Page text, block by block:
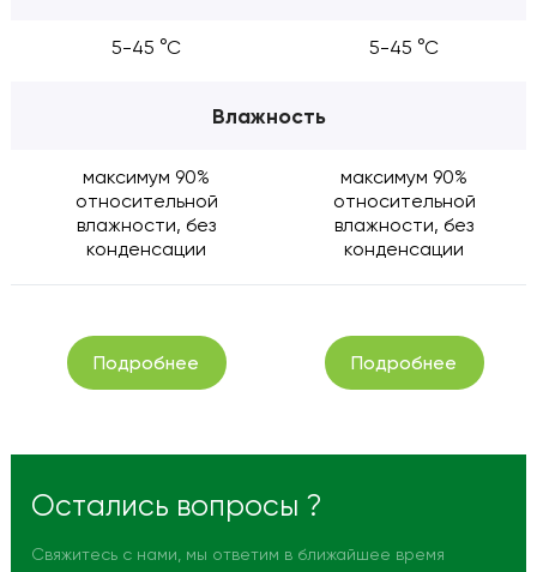
5-45 °C 5-45 °C
Влажность
максимум 90%
относительной
влажности, без
конденсации
максимум 90%
относительной
влажности, без
конденсации
Подробнее Подробнее
Остались вопросы ?
Свяжитесь с нами, мы ответим в ближайшее время